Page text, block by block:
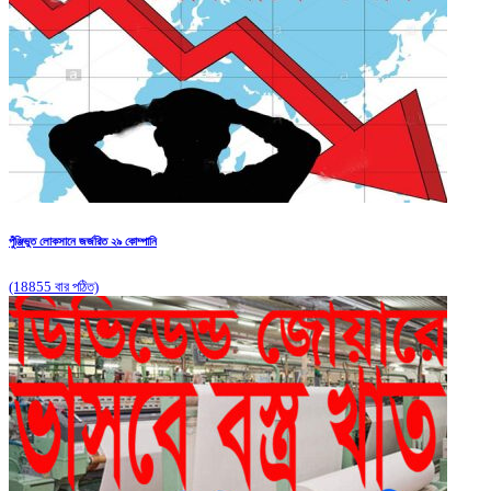
পুঁঞ্জিভুত লোকসানে জর্জরিত ২৯ কোম্পানি
(18855 বার পঠিত)